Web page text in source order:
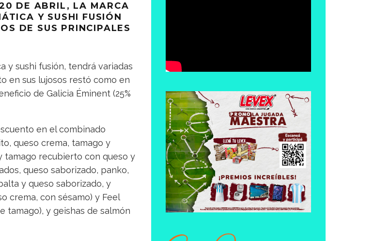
DE ABRIL, LA MARCA
Y SUSHI FUSIÓN
DE SUS PRINCIPALES
y sushi fusión, tendrá variadas
en sus lujosos restó como en
de Galicia Éminent (25%
en el combinado
queso crema, tamago y
tamago recubierto con queso y
queso saborizado, panko,
y queso saborizado, y
crema, con sésamo) y Feel
tamago), y geishas de salmón